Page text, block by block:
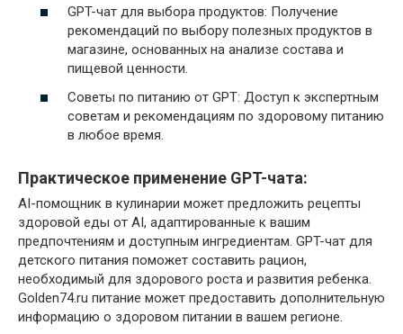
GPT-чат для выбора продуктов: Получение
рекомендаций по выбору полезных продуктов в
магазине, основанных на анализе состава и
пищевой ценности.
Советы по питанию от GPT: Доступ к экспертным
советам и рекомендациям по здоровому питанию
в любое время.
Практическое применение GPT-чата:
AI-помощник в кулинарии может предложить рецепты
здоровой еды от AI, адаптированные к вашим
предпочтениям и доступным ингредиентам. GPT-чат для
детского питания поможет составить рацион,
необходимый для здорового роста и развития ребенка.
Golden74.ru питание может предоставить дополнительную
информацию о здоровом питании в вашем регионе.